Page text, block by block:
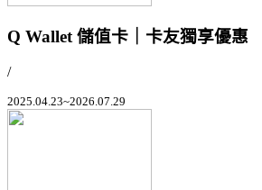
Q Wallet 儲值卡｜卡友獨享優惠
/
2025.04.23~2026.07.29